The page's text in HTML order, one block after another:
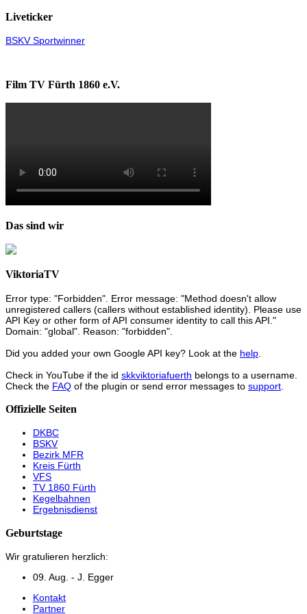
Liveticker
BSKV Sportwinner
Film TV Fürth 1860 e.V.
Das sind wir
ViktoriaTV
Error type: "Forbidden". Error message: "Method doesn't allow
unregistered callers (callers without established identity). Please use
API Key or other form of API consumer identity to call this API."
Domain: "global". Reason: "forbidden".
Did you added your own Google API key? Look at the help
Check in YouTube if the id skkviktoriafuerth belongs to a username.
Check the FAQ of the plugin or send error messages to support
Offizielle Seiten
DKBC
BSKV
Bezirk MFR
Kreis Fürth
VFS
TV 1860 Fürth
Kegelbahnen
Ergebnisdienst
Geburtstage
Wir gratulieren herzlich:
09. Aug. - J. Egger
Kontakt
Partner